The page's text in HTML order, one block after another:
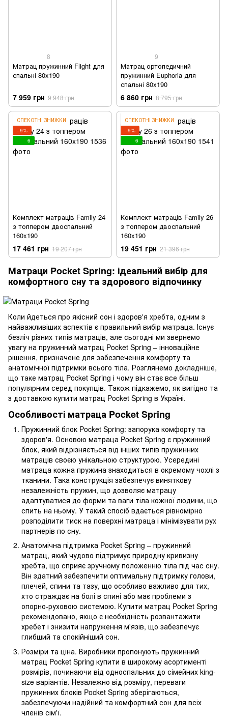
8
Матрац пружинний Flight для
спальні 80x190
7 959 грн 9 948 грн
9
Матрац ортопедичний
пружинний Euphoria для
спальні 80x190
6 860 грн 8 795 грн
СПЕКОТНІ ЗНИЖКИ
−9%
6
Комплект матраців Family 24
з топпером двоспальний
160x190
17 461 грн 19 207 грн
СПЕКОТНІ ЗНИЖКИ
−9%
6
Комплект матраців Family 26
з топпером двоспальний
160x190
19 451 грн 21 396 грн
Матраци Pocket Spring: ідеальний вибір для
комфортного сну та здорового відпочинку
Коли йдеться про якісний сон і здоров'я хребта, одним з
найважливіших аспектів є правильний вибір матраца. Існує
безліч різних типів матраців, але сьогодні ми звернемо
увагу на пружинний матрац Pocket Spring – інноваційне
рішення, призначене для забезпечення комфорту та
анатомічної підтримки всього тіла. Розглянемо докладніше,
що таке матрац Pocket Spring і чому він стає все більш
популярним серед покупців. Також підкажемо, як вигідно та
з доставкою купити матрац Pocket Spring в Україні.
Особливості матраца Pocket Spring
Пружинний блок Pocket Spring: запорука комфорту та
здоров'я. Основою матраца Pocket Spring є пружинний
блок, який відрізняється від інших типів пружинних
матраців своєю унікальною структурою. Усередині
матраца кожна пружина знаходиться в окремому чохлі з
тканини. Така конструкція забезпечує виняткову
незалежність пружин, що дозволяє матрацу
адаптуватися до форми та ваги тіла кожної людини, що
спить на ньому. У такий спосіб вдається рівномірно
розподілити тиск на поверхні матраца і мінімізувати рух
партнерів по сну.
Анатомічна підтримка Pocket Spring – пружинний
матрац, який чудово підтримує природну кривизну
хребта, що сприяє зручному положенню тіла під час сну.
Він здатний забезпечити оптимальну підтримку голови,
плечей, спини та тазу, що особливо важливо для тих,
хто страждає на болі в спині або має проблеми з
опорно-руховою системою. Купити матрац Pocket Spring
рекомендовано, якщо є необхідність розвантажити
хребет і знизити напруження м'язів, що забезпечує
глибший та спокійніший сон.
Розміри та ціна. Виробники пропонують пружинний
матрац Pocket Spring купити в широкому асортименті
розмірів, починаючи від односпальних до сімейних king-
size варіантів. Незалежно від розміру, переваги
пружинних блоків Pocket Spring зберігаються,
забезпечуючи надійний та комфортний сон для всіх
членів сім'ї.